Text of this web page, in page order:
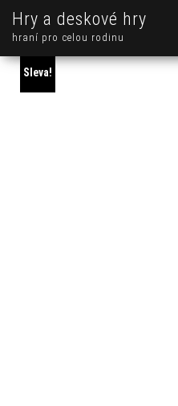
Hry a deskové hry
hraní pro celou rodinu
Sleva!